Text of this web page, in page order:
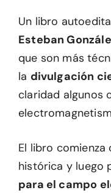
Un libro
Esteban
que son más
la divulgación
claridad algunos
El libro
histórica y luego
para el campo